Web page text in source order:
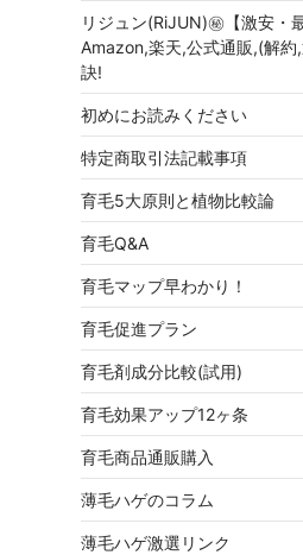
リジュン(RiJUN)㊙【激安・
Amazon,楽天,公式通販,(解
訣!
初めにお読みください
特定商取引法記載事項
育毛5大原則と植物比較論
育毛Q&A
育毛マップ早わかり！
育毛促進プラン
育毛剤成分比較(試用)
育毛効果アップ12ヶ条
育毛商品通販購入
薄毛ハゲのコラム
薄毛ハゲ激選リンク